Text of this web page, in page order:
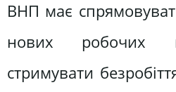
ВНП має
нових робочих
стримувати